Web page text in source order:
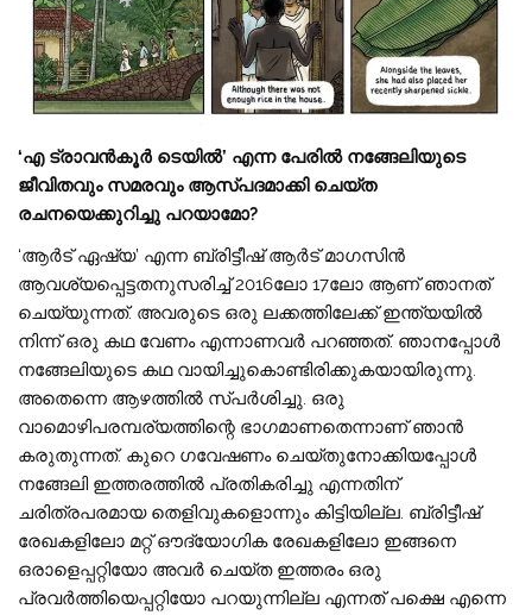
‘എ ട്രാവൻകൂർ ടെയിൽ’ എന്ന പേരിൽ നങ്ങേലിയുടെ
ജീവിതവും സമരവും ആസ്പദമാക്കി ചെയ്ത
രചനയെക്കുറിച്ചു പറയാമോ?
‘ആർട് ഏഷ്യ’ എന്ന ബ്രിട്ടീഷ് ആർട് മാഗസിൻ
ആവശ്യപ്പെട്ടതനുസരിച്ച് 2016ലോ 17ലോ ആണ് ഞാനത്
ചെയ്യുന്നത്. അവരുടെ ഒരു ലക്കത്തിലേക്ക് ഇന്ത്യയിൽ
നിന്ന് ഒരു കഥ വേണം എന്നാണവർ പറഞ്ഞത്. ഞാനപ്പോൾ
നങ്ങേലിയുടെ കഥ വായിച്ചുകൊണ്ടിരിക്കുകയായിരുന്നു.
അതെന്നെ ആഴത്തിൽ സ്പർശിച്ചു. ഒരു
വാമൊഴിപരമ്പര്യത്തിന്റെ ഭാഗമാണതെന്നാണ് ഞാൻ
കരുതുന്നത്. കുറെ ഗവേഷണം ചെയ്തുനോക്കിയപ്പോൾ
നങ്ങേലി ഇത്തരത്തിൽ പ്രതികരിച്ചു എന്നതിന്
ചരിത്രപരമായ തെളിവുകളൊന്നും കിട്ടിയില്ല. ബ്രിട്ടീഷ്
രേഖകളിലോ മറ്റ് ഔദ്യോഗിക രേഖകളിലോ ഇങ്ങനെ
ഒരാളെപ്പറ്റിയോ അവർ ചെയ്ത ഇത്തരം ഒരു
പ്രവർത്തിയെപ്പറ്റിയോ പറയുന്നില്ല എന്നത് പക്ഷെ എന്നെ